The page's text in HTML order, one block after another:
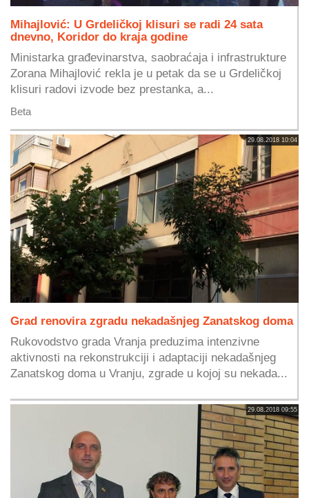
Mihajlović: U Grdeličkoj klisuri se radi 24 sata
dnevno, Koridor do kraja godine
Ministarka građevinarstva, saobraćaja i infrastrukture
Zorana Mihajlović rekla je u petak da se u Grdeličkoj
klisuri radovi izvode bez prestanka, a...
Beta
29.08.2018 10:04
Grad renovira zgradu nekadašnjeg Zanatskog doma
Rukovodstvo grada Vranja preduzima intenzivne
aktivnosti na rekonstrukciji i adaptaciji nekadašnjeg
Zanatskog doma u Vranju, zgrade u kojoj su nekada...
29.08.2018 09:55